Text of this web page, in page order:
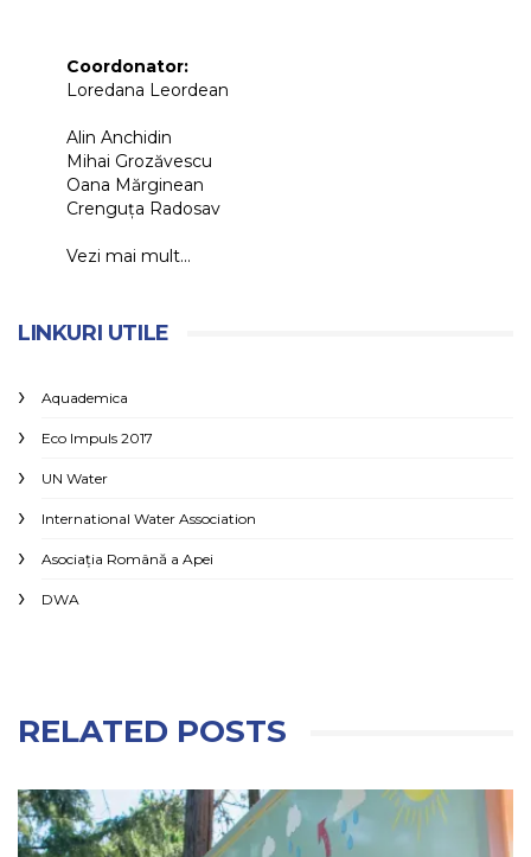
Coordonator:
Loredana Leordean
Alin Anchidin
Mihai Grozăvescu
Oana Mărginean
Crenguța Radosav
Vezi mai mult...
LINKURI UTILE
Aquademica
Eco Impuls 2017
UN Water
International Water Association
Asociaţia Română a Apei
DWA
RELATED POSTS